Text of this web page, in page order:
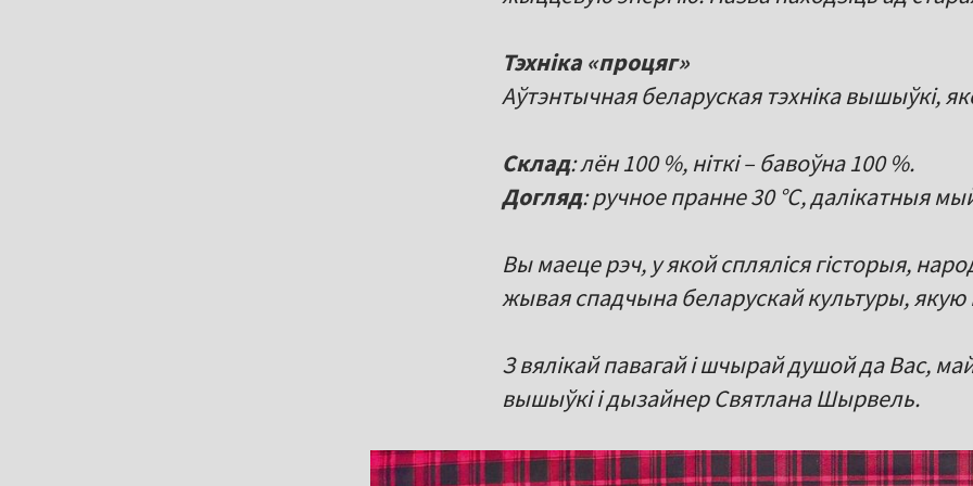
Тэхніка «процяг»
Аўтэнтычная беларуская тэхніка вышыўкі,
Склад: лён 100 %, ніткі – бавоўна 100 %.
Догляд: ручное пранне 30 °C, далікатныя
Вы маеце рэч, у якой спляліся гісторыя,
жывая спадчына беларускай культуры,
З вялікай павагай і шчырай душой да Вас,
вышыўкі і дызайнер Святлана Шырвель.